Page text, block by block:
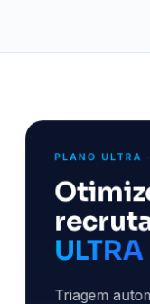
PLANO ULTRA
ULTRA
Triagem